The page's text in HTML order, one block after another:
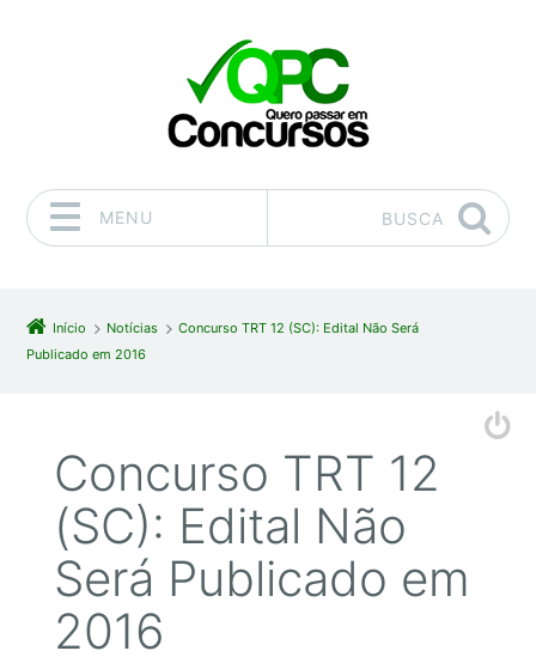
MENU BUSCA
Início Notícias
Concurso TRT 12 (SC): Edital Não Será
Publicado em 2016
Concurso TRT 12
(SC): Edital Não
Será Publicado em
2016